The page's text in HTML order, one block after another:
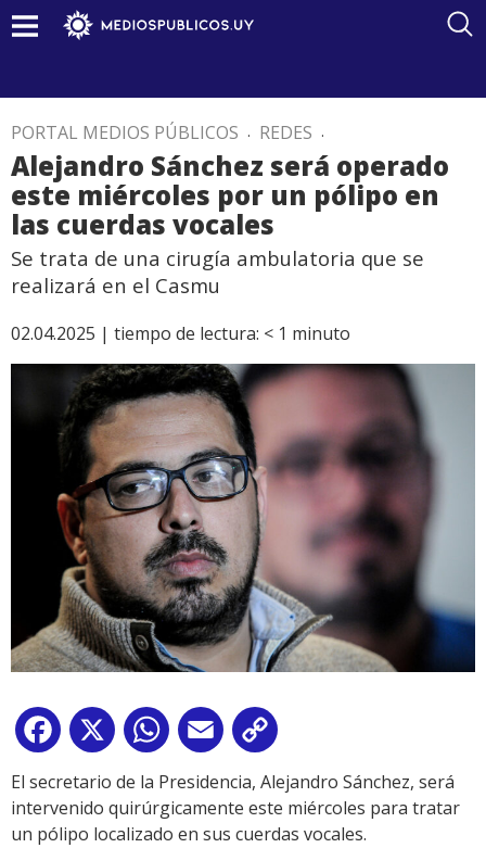
PORTAL MEDIOS PÚBLICOS . REDES .
Alejandro Sánchez será operado
este miércoles por un pólipo en
las cuerdas vocales
Se trata de una cirugía ambulatoria que se
realizará en el Casmu
02.04.2025 | tiempo de lectura: < 1 minuto
Facebook
X WhatsApp
Email
Link
El secretario de la Presidencia, Alejandro Sánchez, será
intervenido quirúrgicamente este miércoles para tratar
un pólipo localizado en sus cuerdas vocales.